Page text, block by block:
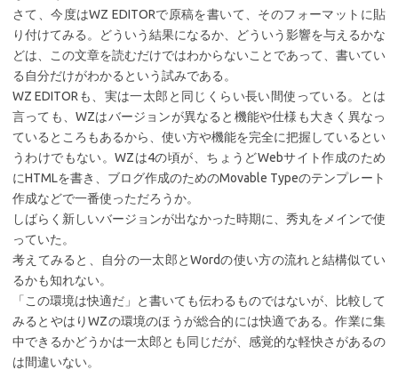
さて、今度はWZ EDITORで原稿を書いて、そのフォーマットに貼
り付けてみる。どういう結果になるか、どういう影響を与えるかな
どは、この文章を読むだけではわからないことであって、書いてい
る自分だけがわかるという試みである。
WZ EDITORも、実は一太郎と同じくらい長い間使っている。とは
言っても、WZはバージョンが異なると機能や仕様も大きく異なっ
ているところもあるから、使い方や機能を完全に把握しているとい
うわけでもない。WZは4の頃が、ちょうどWebサイト作成のため
にHTMLを書き、ブログ作成のためのMovable Typeのテンプレート
作成などで一番使っただろうか。
しばらく新しいバージョンが出なかった時期に、秀丸をメインで使
っていた。
考えてみると、自分の一太郎とWordの使い方の流れと結構似てい
るかも知れない。
「この環境は快適だ」と書いても伝わるものではないが、比較して
みるとやはりWZの環境のほうが総合的には快適である。作業に集
中できるかどうかは一太郎とも同じだが、感覚的な軽快さがあるの
は間違いない。